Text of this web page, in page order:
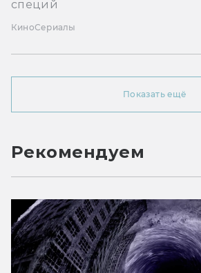
специй
КиноСериалы
Показать ещё
Рекомендуем